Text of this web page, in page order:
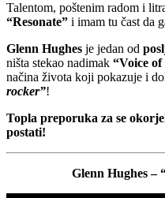
Talentom, poštenim radom i
“Resonate” i imam tu čast da
Glenn Hughes je jedan od
ništa stekao nadimak “Voice
načina života koji pokazuje i
rocker”!
Topla preporuka za se
postati!
Glenn Hughes –